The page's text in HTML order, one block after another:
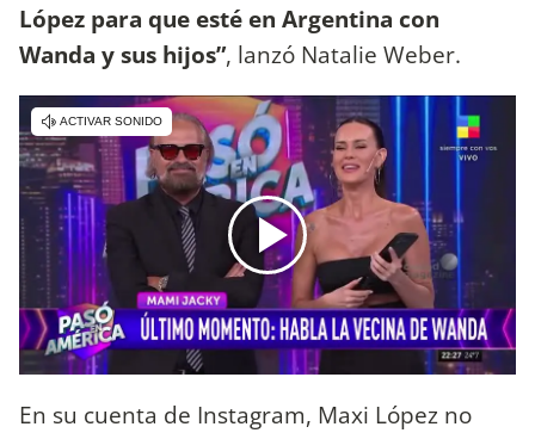
López para que esté en Argentina con
Wanda y sus hijos”, lanzó Natalie Weber.
En su cuenta de Instagram, Maxi López no